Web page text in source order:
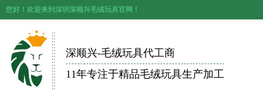
您好！欢迎来到深圳深顺兴毛绒玩具官网！
深顺兴-毛绒玩具代工商
11年专注于精品毛绒玩具生产加工